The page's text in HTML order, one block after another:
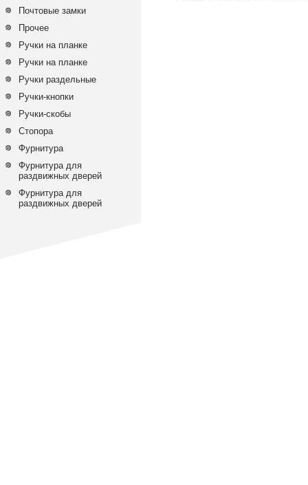
Почтовые замки
Прочее
Ручки на планке
Ручки на планке
Ручки раздельные
Ручки-кнопки
Ручки-скобы
Стопора
Фурнитура
Фурнитура для
раздвижных дверей
Фурнитура для
раздвижных дверей